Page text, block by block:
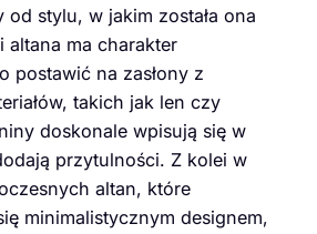
stylu, w jakim została ona
altana ma charakter
postawić na zasłony z
takich jak len czy
doskonale wpisują się w
przytulności. Z kolei w
altan, które
minimalistycznym designem,